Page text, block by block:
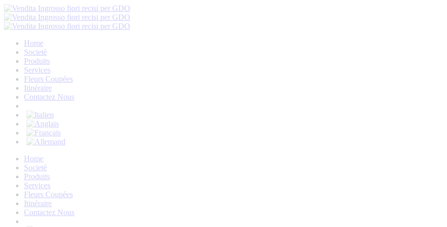
Home
Societè
Produits
Services
Fleurs Coupées
Itinéraire
Contactez Nous
Home
Societè
Produits
Services
Fleurs Coupées
Itinéraire
Contactez Nous